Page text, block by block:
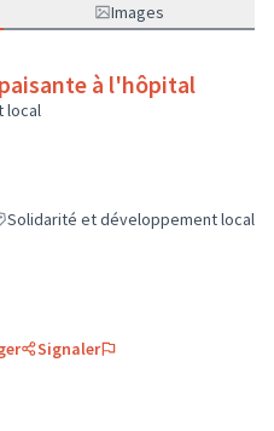
Images
à l'hôpital
local
les résultats de la catégorie :
Solidarité et développement local
Signaler